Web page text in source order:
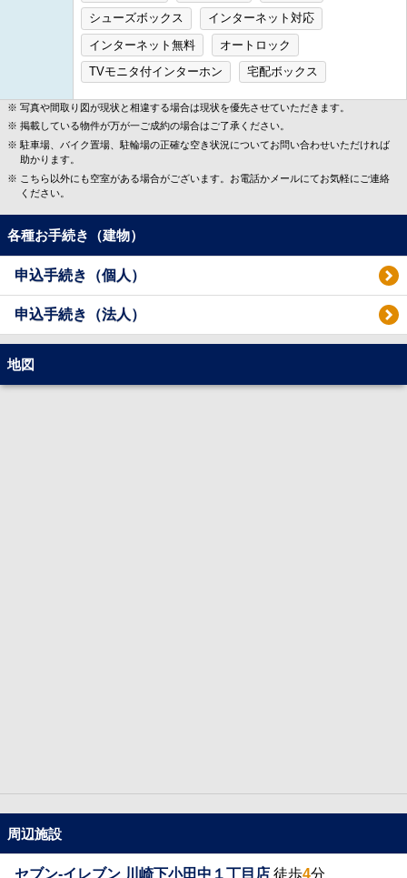
シューズボックス
インターネット対応
インターネット無料
オートロック
TVモニタ付インターホン
宅配ボックス
写真や間取り図が現状と相違する場合は現状を優先させていただきます。
掲載している物件が万が一ご成約の場合はご了承ください。
駐車場、バイク置場、駐輪場の正確な空き状況についてお問い合わせいただければ
助かります。
こちら以外にも空室がある場合がございます。お電話かメールにてお気軽にご連絡
ください。
各種お手続き（建物）
申込手続き（個人）
申込手続き（法人）
地図
周辺施設
セブン-イレブン 川崎下小田中１丁目店 徒歩4分